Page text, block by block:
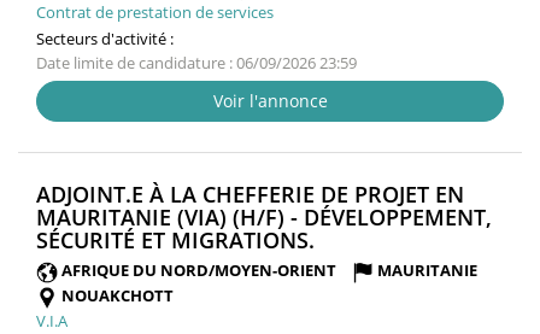
Contrat de prestation de services
Secteurs d'activité :
Date limite de candidature : 06/09/2026 23:59
Voir l'annonce
ADJOINT.E À LA CHEFFERIE DE PROJET EN
MAURITANIE (VIA) (H/F) - DÉVELOPPEMENT,
SÉCURITÉ ET MIGRATIONS.
FENÊTRE)
AFRIQUE DU NORD/MOYEN-ORIENT
MAURITANIE
NOUAKCHOTT
V.I.A